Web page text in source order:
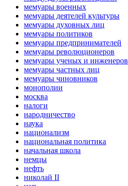
мемуары военных
мемуары деятелей культуры
мемуары духовных лиц
мемуары политиков
мемуары предпринимателей
мемуары революционеров
мемуары ученых и инженеров
мемуары частных лиц
мемуары чиновников
монополии
москва
налоги
народничество
наука
национализм
национальная политика
начальная школа
немцы
нефть
николай II